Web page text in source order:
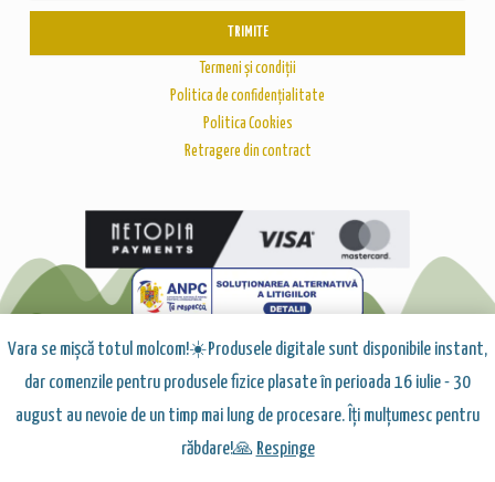
Vara se mișcă totul molcom!☀️Produsele digitale sunt disponibile instant,
dar comenzile pentru produsele fizice plasate în perioada 16 iulie - 30
august au nevoie de un timp mai lung de procesare. Îți mulțumesc pentru
răbdare!🙏 Respinge
a
m
k
TRIMITE
Termeni și condiții
Politica de confidențialitate
Politica Cookies
Retragere din contract
NOCTILUCENT ED SRL, Sector 4, București, România